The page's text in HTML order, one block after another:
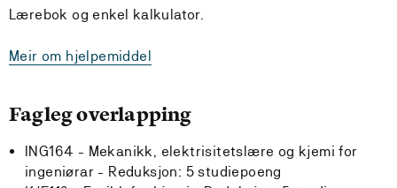
Lærebok og enkel kalkulator.
Meir om hjelpemiddel
Fagleg overlapping
ING164 - Mekanikk, elektrisitetslære og kjemi for
ingeniørar - Reduksjon: 5 studiepoeng